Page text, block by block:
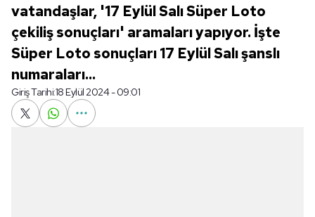
vatandaşlar, '17 Eylül Salı Süper Loto
çekiliş sonuçları' aramaları yapıyor. İşte
Süper Loto sonuçları 17 Eylül Salı şanslı
numaraları...
Giriş Tarihi:18 Eylül 2024 - 09:01